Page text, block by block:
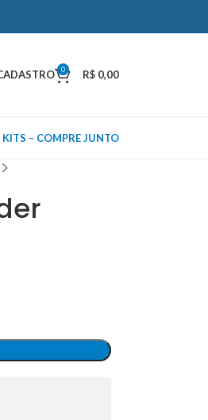
0 R$ 0,00
KITS – COMPRE JUNTO